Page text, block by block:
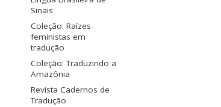
Sinais
Coleção: Raízes
feministas em
tradução
Coleção: Traduzindo a
Amazônia
Revista Cadernos de
Tradução